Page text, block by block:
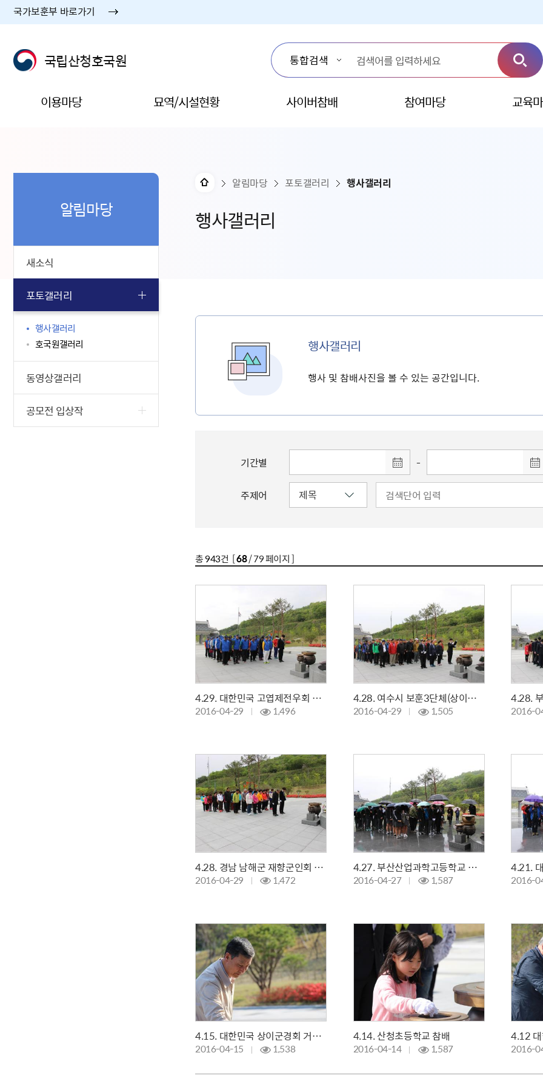
국가보훈부 바로가기
국립산청호국원
이용마당 묘역/시설현황 사이버참배 참여마당 교육
행사갤러리
알림마당 포토갤러리 행사갤러리
알림마당
새소식
포토갤러리
행사갤러리
호국원갤러리
동영상갤러리
공모전 입상작
행사갤러리
행사 및 참배사진을 볼 수 있는 공간입니다.
기간별 -
주제어
총943건 [68/ 79 페이지 ]
4.29. 대한민국 고엽제전우회 부산 북구지회 참배
2016-04-29 1,496
4.28. 여수시 보훈3단체(상이군경회,전몰군경 유족회,전몰군경 미망인회) 참배
2016-04-29 1,505 2016-
4.28. 경남 남해군 재향군인회 참배
2016-04-29 1,472
4.27. 부산산업과학고등학교 참배
2016-04-27 1,587 2016-
4.15. 대한민국 상이군경회 거제시지회 참배
2016-04-15 1,538
4.14. 산청초등학교 참배
2016-04-14 1,587 2016-